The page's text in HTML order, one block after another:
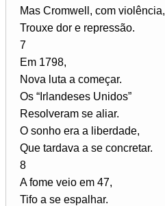
Mas Cromwell, com violência,
Trouxe dor e repressão.
7
Em 1798,
Nova luta a começar.
Os “Irlandeses Unidos”
Resolveram se aliar.
O sonho era a liberdade,
Que tardava a se concretar.
8
A fome veio em 47,
Tifo a se espalhar.